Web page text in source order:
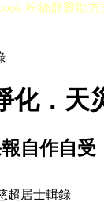
粉絲群贊助方
化．
自作自受
超居士輯錄